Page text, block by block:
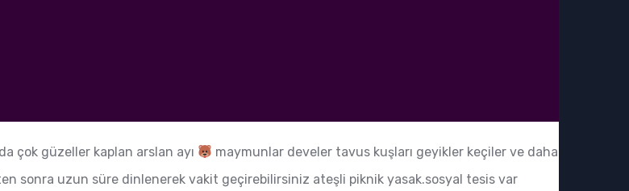
çok güzeller kaplan arslan ayı
maymunlar develer tavus kuşları geyikler keçiler ve daha
sonra uzun süre dinlenerek vakit geçirebilirsiniz ateşli piknik yasak.sosyal tesis var